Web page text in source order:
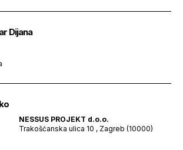
Dijana
NESSUS PROJEKT d.o.o.
Trakošćanska ulica 10 , Zagreb (10000)